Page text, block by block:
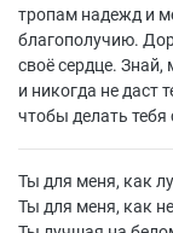
тропам надежд и
благополучию.
своё сердце. Знай,
и никогда не даст
чтобы делать тебя
Ты для меня, как
Ты для меня, как